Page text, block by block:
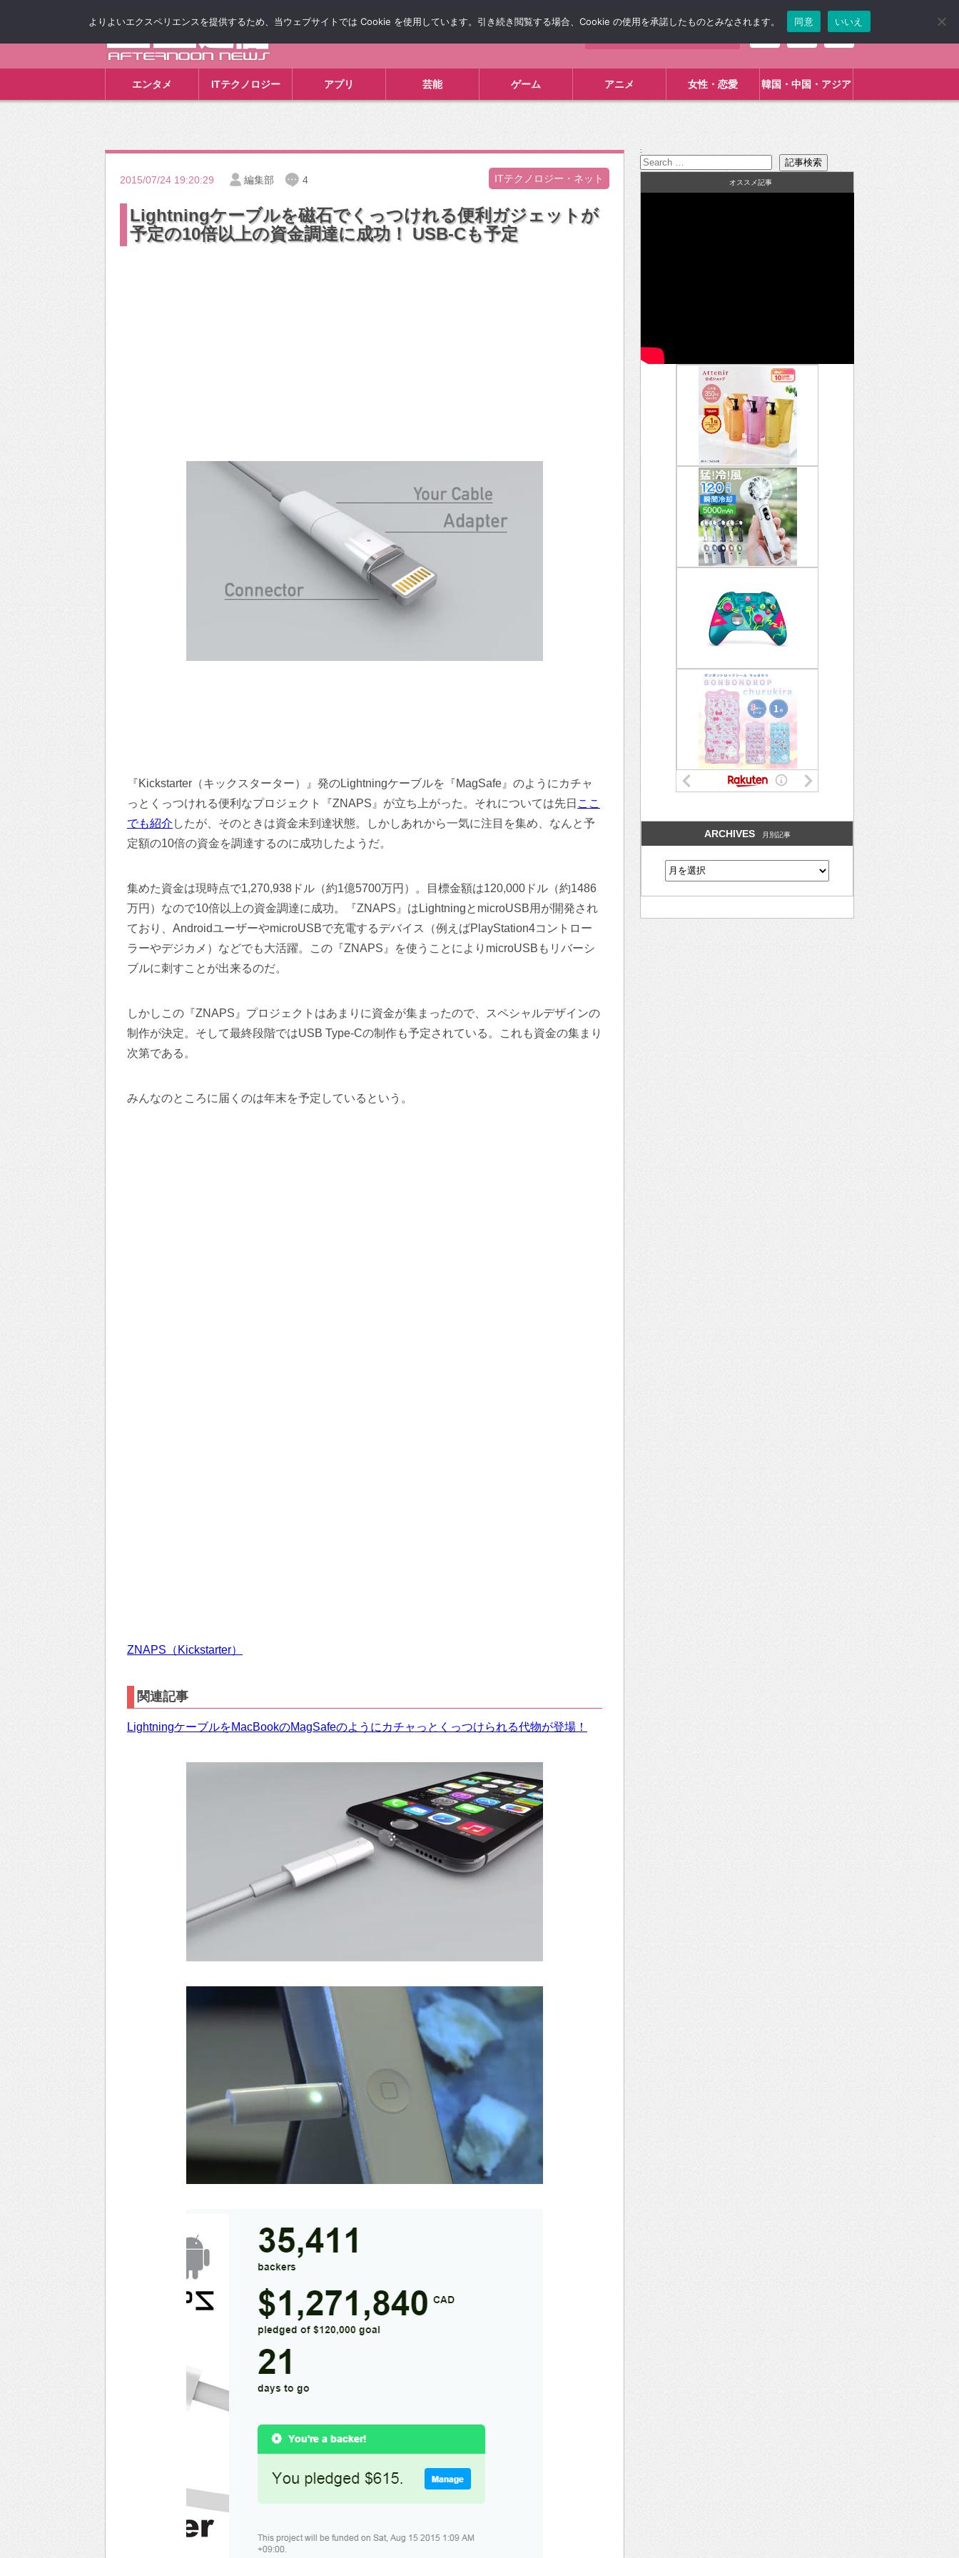
エンタメ ITテクノロジー アプリ 芸能 ゲーム アニメ 女性・恋愛 韓国・中国・アジア
2015/07/24 19:20:29 編集部 4 ITテクノロジー・ネット
Lightningケーブルを磁石でくっつけれる便利ガジェットが
予定の10倍以上の資金調達に成功！ USB-Cも予定
『Kickstarter（キックスターター）』発のLightningケーブルを『MagSafe』のようにカチャ
っとくっつけれる便利なプロジェクト『ZNAPS』が立ち上がった。それについては先日 ここ
でも紹介 したが、そのときは資金未到達状態。しかしあれから一気に注目を集め、なんと予
定額の10倍の資金を調達するのに成功したようだ。
集めた資金は現時点で1,270,938ドル（約1億5700万円）。目標金額は120,000ドル（約1486
万円）なので10倍以上の資金調達に成功。『ZNAPS』はLightningとmicroUSB用が開発され
ており、AndroidユーザーやmicroUSBで充電するデバイス（例えばPlayStation4コントロー
ラーやデジカメ）などでも大活躍。この『ZNAPS』を使うことによりmicroUSBもリバーシ
ブルに刺すことが出来るのだ。
しかしこの『ZNAPS』プロジェクトはあまりに資金が集まったので、スペシャルデザインの
制作が決定。そして最終段階ではUSB Type-Cの制作も予定されている。これも資金の集まり
次第である。
みんなのところに届くのは年末を予定しているという。
ZNAPS（Kickstarter）
関連記事
LightningケーブルをMacBookのMagSafeのようにカチャっとくっつけられる代物が登場！
:
オススメ記事
ARCHIVES 月別記事
よりよいエクスペリエンスを提供するため、当ウェブサイトでは Cookie を使用しています。引き続き閲覧する場合、Cookie の使用を承諾したものとみなされます。 同意 いいえ